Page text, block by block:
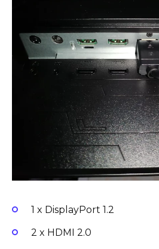
1 x DisplayPort 1.2
2 x HDMI 2.0